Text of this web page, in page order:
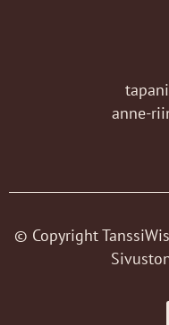
anne-
© Copyright